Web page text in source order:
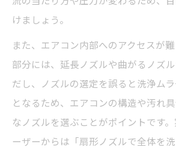
けましょう。
また、エアコン内部へのアクセスが
部分には、延長ノズルや曲がるノズ
だし、ノズルの選定を誤ると洗浄ム
となるため、エアコンの構造や汚れ
なノズルを選ぶことがポイントです
ーザーからは「扇形ノズルで全体を